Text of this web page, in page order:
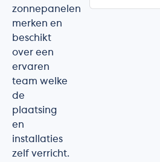
zonnepanelen
merken en
beschikt
over een
ervaren
team welke
de
plaatsing
en
installaties
zelf verricht.